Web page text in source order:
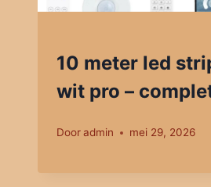
10 meter led
wit pro –
Dooradmin mei 29, 2026